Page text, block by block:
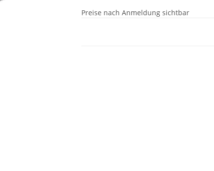
Preise nach Anmeldung sichtbar